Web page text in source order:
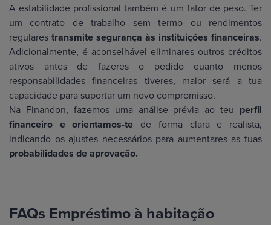
A estabilidade profissional também é um fator de peso. Ter
um contrato de trabalho sem termo ou rendimentos
regulares transmite segurança às instituições financeiras.
Adicionalmente, é aconselhável eliminares outros créditos
ativos antes de fazeres o pedido quanto menos
responsabilidades financeiras tiveres, maior será a tua
capacidade para suportar um novo compromisso.
Na Finandon, fazemos uma análise prévia ao teu perfil
financeiro e orientamos-te de forma clara e realista,
indicando os ajustes necessários para aumentares as tuas
probabilidades de aprovação.
FAQs Empréstimo à habitação